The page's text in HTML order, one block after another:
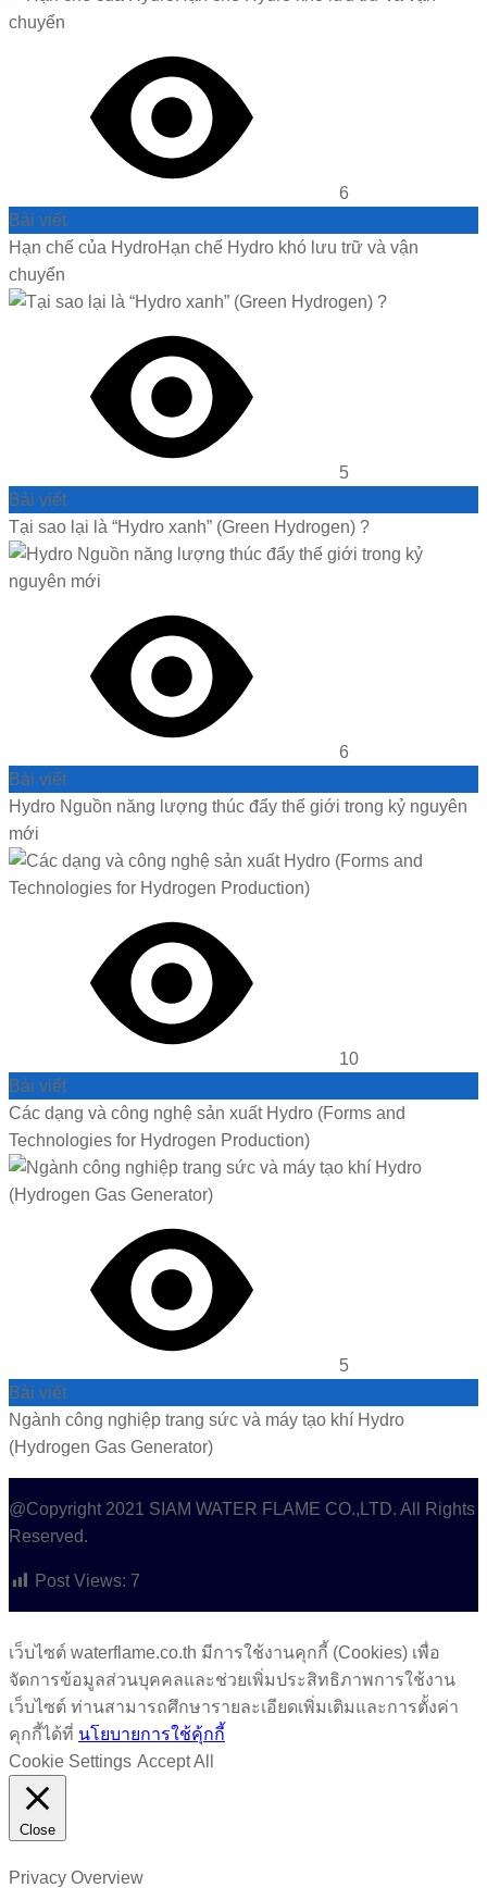
6
Bài viết
Hạn chế của HydroHạn chế Hydro khó lưu trữ và vận
chuyển
5
Bài viết
Tại sao lại là “Hydro xanh” (Green Hydrogen) ?
6
Bài viết
Hydro Nguồn năng lượng thúc đẩy thế giới trong kỷ nguyên
mới
10
Bài viết
Các dạng và công nghệ sản xuất Hydro (Forms and
Technologies for Hydrogen Production)
5
Bài viết
Ngành công nghiệp trang sức và máy tạo khí Hydro
(Hydrogen Gas Generator)
@Copyright 2021 SIAM WATER FLAME CO.,LTD. All Rights
Reserved.
Post Views: 7
เว็บไซต์ waterflame.co.th มีการใช้งานคุกกี้ (Cookies) เพื่อ
จัดการข้อมูลส่วนบุคคลและช่วยเพิ่มประสิทธิภาพการใช้งาน
เว็บไซต์ ท่านสามารถศึกษารายละเอียดเพิ่มเติมและการตั้งค่า
คุกกี้ได้ที่ นโยบายการใช้คุ้กกี้
Cookie Settings Accept All
Close
Privacy Overview